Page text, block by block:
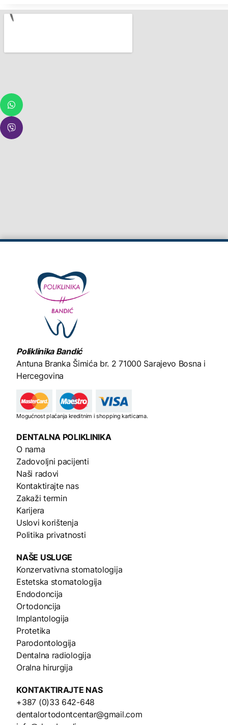
Poliklinika Bandić
Antuna Branka Šimića br. 2 71000 Sarajevo Bosna i
Hercegovina
Mogućnost plaćanja kreditnim i shopping karticama.
DENTALNA POLIKLINIKA
O nama
Zadovoljni pacijenti
Naši radovi
Kontaktirajte nas
Zakaži termin
Karijera
Uslovi korištenja
Politika privatnosti
NAŠE USLUGE
Konzervativna stomatologija
Estetska stomatologija
Endodoncija
Ortodoncija
Implantologija
Protetika
Parodontologija
Dentalna radiologija
Oralna hirurgija
KONTAKTIRAJTE NAS
+387 (0)33 642-648
dentalortodontcentar@gmail.com